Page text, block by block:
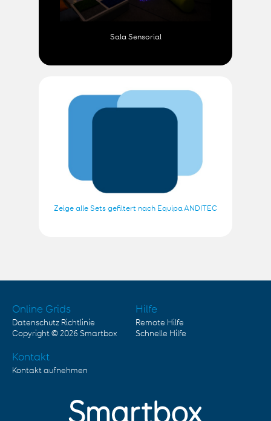
Sala Sensorial
Zeige alle Sets gefiltert nach Equipa ANDITEC
Online Grids
Datenschutz Richtlinie
Copyright © 2026 Smartbox
Hilfe
Remote Hilfe
Schnelle Hilfe
Kontakt
Kontakt aufnehmen